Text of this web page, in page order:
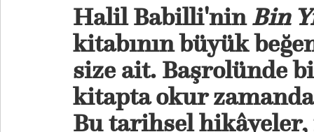
Halil Babilli'ninBin
kitabının büyük
size ait. Başrolünde
kitapta okur
Bu tarihsel